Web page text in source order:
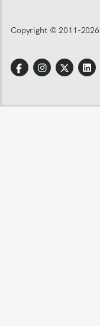
Copyright © 2011-2026